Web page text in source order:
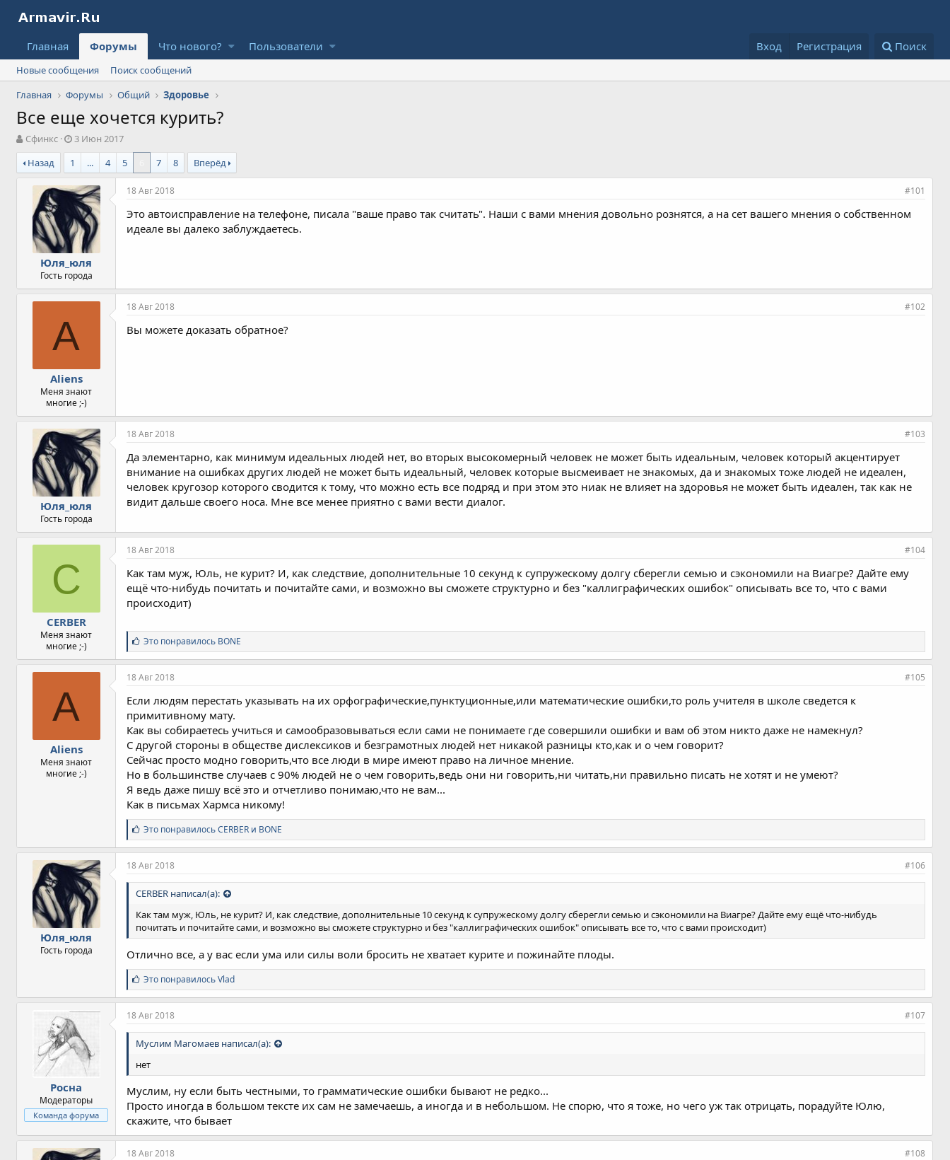
Главная Форумы Что нового? Пользователи Вход Регистрация Поиск
Новые сообщения
Поиск сообщений
Главная
Форумы Общий Здоровье
Все еще хочется курить?
А
в
т
о
Сфинкс
Д
а
т
а
н
а
ч
а
л
а
3 Июн 2017
Назад
1 ... 4 5 7 8 Вперёд
Юля_юля
Гость города
18 Авг 2018 #101
Это автоисправление на телефоне, писала "ваше право так считать". Наши с вами мнения довольно рознятся, а на сет вашего мнения о собственном
идеале вы далеко заблуждаетесь.
A
Aliens
Меня знают
многие ;-)
18 Авг 2018 #102
Вы можете доказать обратное?
Юля_юля
Гость города
18 Авг 2018 #103
Да элементарно, как минимум идеальных людей нет, во вторых высокомерный человек не может быть идеальным, человек который акцентирует
внимание на ошибках других людей не может быть идеальный, человек которые высмеивает не знакомых, да и знакомых тоже людей не идеален,
человек кругозор которого сводится к тому, что можно есть все подряд и при этом это ниак не влияет на здоровья не может быть идеален, так как не
видит дальше своего носа. Мне все менее приятно с вами вести диалог.
C
CERBER
Меня знают
многие ;-)
18 Авг 2018 #104
Как там муж, Юль, не курит? И, как следствие, дополнительные 10 секунд к супружескому долгу сберегли семью и сэкономили на Виагре? Дайте ему
ещё что-нибудь почитать и почитайте сами, и возможно вы сможете структурно и без "каллиграфических ошибок" описывать все то, что с вами
происходит)
С
и
м
п
т
и
и
:
Это понравилось BONE
A
Aliens
Меня знают
многие ;-)
18 Авг 2018 #105
Если людям перестать указывать на их орфографические,пунктуционные,или математические ошибки,то роль учителя в школе сведется к
примитивному мату.
Как вы собираетесь учиться и самообразовываться если сами не понимаете где совершили ошибки и вам об этом никто даже не намекнул?
С другой стороны в обществе дислексиков и безграмотных людей нет никакой разницы кто,как и о чем говорит?
Сейчас просто модно говорить,что все люди в мире имеют право на личное мнение.
Но в большинстве случаев с 90% людей не о чем говорить,ведь они ни говорить,ни читать,ни правильно писать не хотят и не умеют?
Я ведь даже пишу всё это и отчетливо понимаю,что не вам...
Как в письмах Хармса никому!
С
и
м
п
т
и
:
Это понравилосьCERBER и BONE
Юля_юля
Гость города
18 Авг 2018 #106
CERBER написал(а):
Как там муж, Юль, не курит? И, как следствие, дополнительные 10 секунд к супружескому долгу сберегли семью и сэкономили на Виагре? Дайте ему ещё что-нибудь
почитать и почитайте сами, и возможно вы сможете структурно и без "каллиграфических ошибок" описывать все то, что с вами происходит)
Отлично все, а у вас если ума или силы воли бросить не хватает курите и пожинайте плоды.
С
и
м
п
т
и
:
Это понравилосьVlad
Росна
Модераторы
Команда форума
18 Авг 2018 #107
Муслим Магомаев написал(а):
нет
Муслим, ну если быть честными, то грамматические ошибки бывают не редко...
Просто иногда в большом тексте их сам не замечаешь, а иногда и в небольшом. Не спорю, что я тоже, но чего уж так отрицать, порадуйте Юлю,
скажите, что бывает
18 Авг 2018 #108